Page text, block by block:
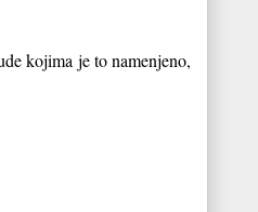
kojima je to namenjeno,